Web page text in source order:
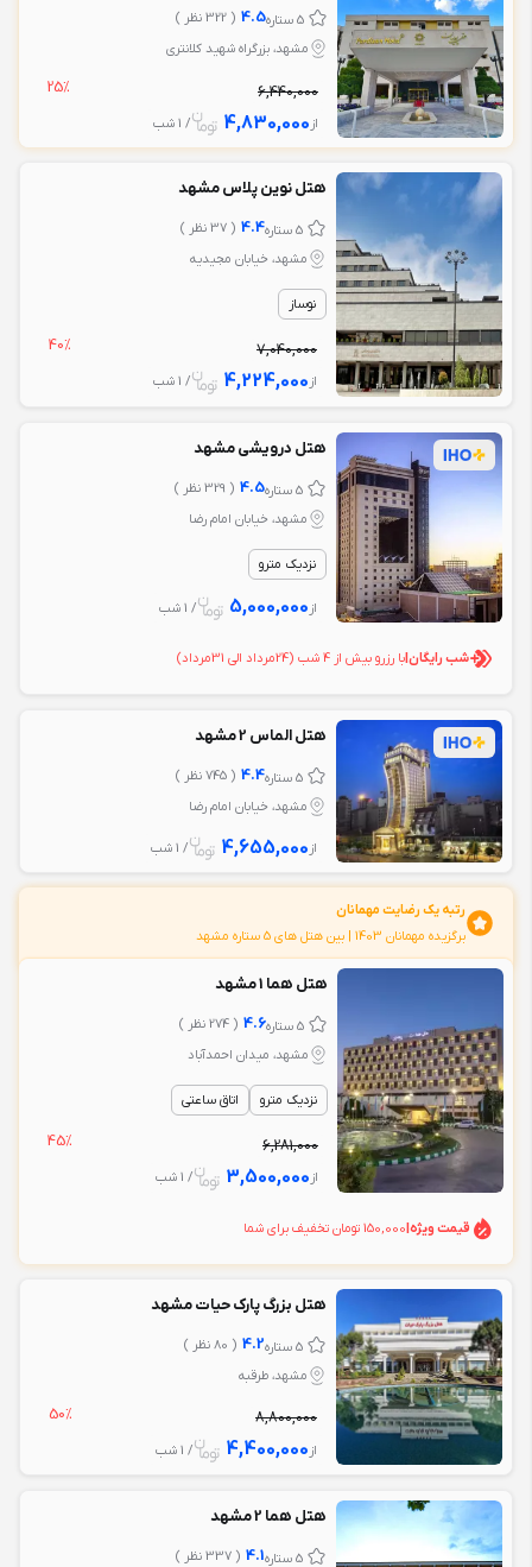
5 ستاره 4.5 ( 322 نظر )
مشهد، بزرگراه شهید کلانتری
6,440,000
25%
از 4,830,000 / 1 شب
هتل نوین پلاس مشهد
5 ستاره 4.4 ( 37 نظر )
مشهد، خیابان مجیدیه
نوساز
7,040,000
40%
از 4,224,000 / 1 شب
هتل درویشی مشهد
5 ستاره 4.5 ( 329 نظر )
مشهد، خیابان امام رضا
نزدیک مترو
از 5,000,000 / 1 شب
شب رایگان با رزرو بیش از 4 شب (24مرداد‌ الی 31مرداد‌)
هتل الماس 2 مشهد
5 ستاره 4.4 ( 745 نظر )
مشهد، خیابان امام رضا
از 4,655,000 / 1 شب
رتبه یک رضایت مهمانان
برگزیده مهمانان 1403 | بين هتل های 5 ستاره مشهد
هتل هما 1 مشهد
5 ستاره 4.6 ( 274 نظر )
مشهد، میدان احمدآباد
نزدیک مترو اتاق ساعتی
6,281,000
45%
از 3,500,000 / 1 شب
قیمت ویژه|150,000 تومان تخفیف برای شما
هتل بزرگ پارک حیات مشهد
5 ستاره 4.2 ( 80 نظر )
مشهد، طرقبه
8,800,000
50%
از 4,400,000 / 1 شب
هتل هما 2 مشهد
5 ستاره 4.1 ( 337 نظر )